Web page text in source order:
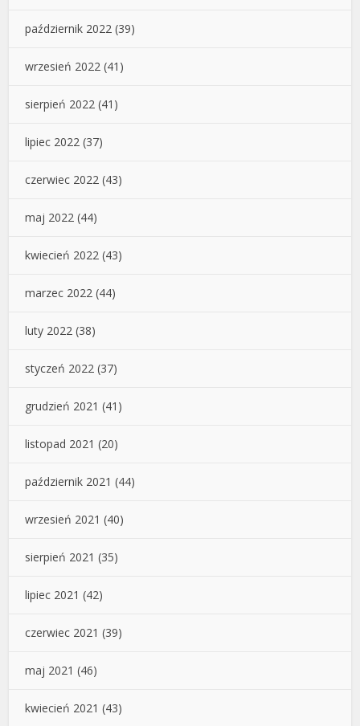
październik 2022 (39)
wrzesień 2022 (41)
sierpień 2022 (41)
lipiec 2022 (37)
czerwiec 2022 (43)
maj 2022 (44)
kwiecień 2022 (43)
marzec 2022 (44)
luty 2022 (38)
styczeń 2022 (37)
grudzień 2021 (41)
listopad 2021 (20)
październik 2021 (44)
wrzesień 2021 (40)
sierpień 2021 (35)
lipiec 2021 (42)
czerwiec 2021 (39)
maj 2021 (46)
kwiecień 2021 (43)